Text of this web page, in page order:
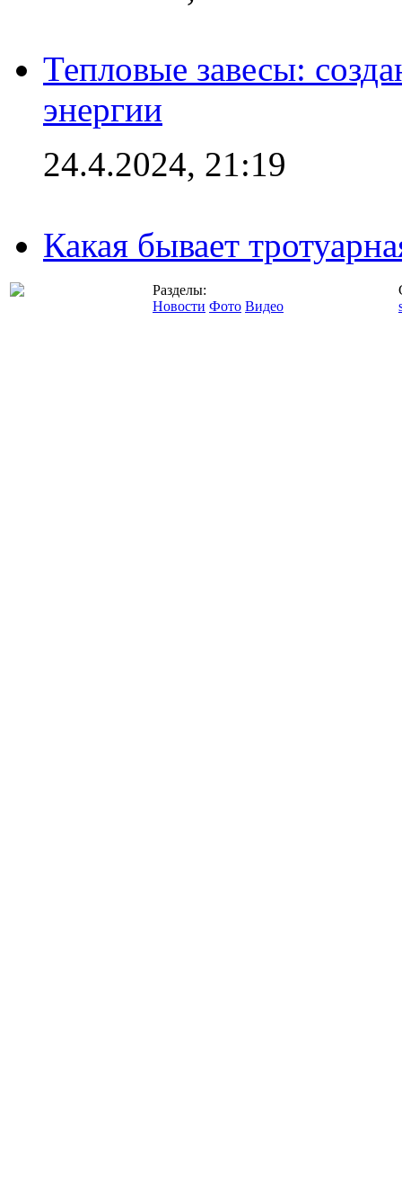
Тепловые завесы:
энергии
24.4.2024, 21:19
Какая бывает
Разделы:
Новости Фото Видео